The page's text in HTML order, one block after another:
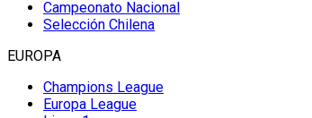
Campeonato Nacional
Selección Chilena
EUROPA
Champions League
Europa League